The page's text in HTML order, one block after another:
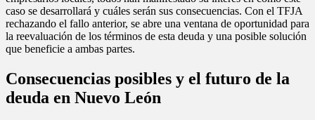
caso se desarrollará y cuáles serán sus consecuencias. Con el TFJA
rechazando el fallo anterior, se abre una ventana de oportunidad para
la reevaluación de los términos de esta deuda y una posible solución
que beneficie a ambas partes.
Consecuencias posibles y el futuro de la
deuda en Nuevo León